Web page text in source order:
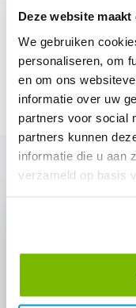
Deze website
We gebruiken
personaliseren, om
en om ons
informatie over uw
partners voor social
partners kunnen
informatie die u aan
verzameld op basis